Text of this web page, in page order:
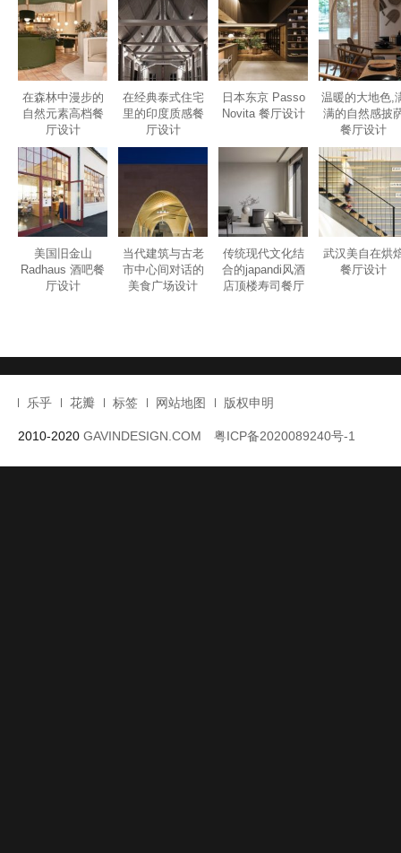
在森林中漫步的
自然元素高档餐
厅设计
在经典泰式住宅
里的印度质感餐
厅设计
日本东京 Passo
Novita 餐厅设计
温暖的大地色,
满的自然感披
餐厅设计
美国旧金山
Radhaus 酒吧餐
厅设计
市中心间对话的
美食广场设计
传统现代文化结
店顶楼寿司餐厅
和水疗中心设计
武汉美自在烘
餐厅设计
2010-2020GAVINDESIGN.COM 粤ICP备2020089240号-1